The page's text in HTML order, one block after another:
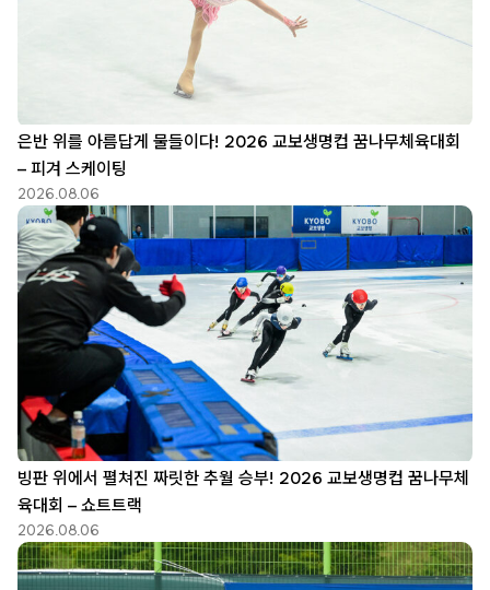
은반 위를 아름답게 물들이다! 2026 교보생명컵 꿈나무체육대회
– 피겨 스케이팅
2026.08.06
빙판 위에서 펼쳐진 짜릿한 추월 승부! 2026 교보생명컵 꿈나무체
육대회 – 쇼트트랙
2026.08.06